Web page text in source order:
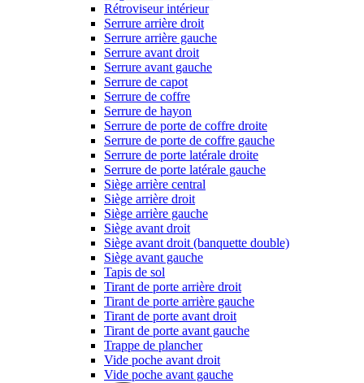
Rétroviseur intérieur
Serrure arrière droit
Serrure arrière gauche
Serrure avant droit
Serrure avant gauche
Serrure de capot
Serrure de coffre
Serrure de hayon
Serrure de porte de coffre droite
Serrure de porte de coffre gauche
Serrure de porte latérale droite
Serrure de porte latérale gauche
Siège arrière central
Siège arrière droit
Siège arrière gauche
Siège avant droit
Siège avant droit (banquette double)
Siège avant gauche
Tapis de sol
Tirant de porte arrière droit
Tirant de porte arrière gauche
Tirant de porte avant droit
Tirant de porte avant gauche
Trappe de plancher
Vide poche avant droit
Vide poche avant gauche